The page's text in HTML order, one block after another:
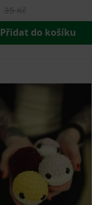
35 Kč
Přidat do košíku